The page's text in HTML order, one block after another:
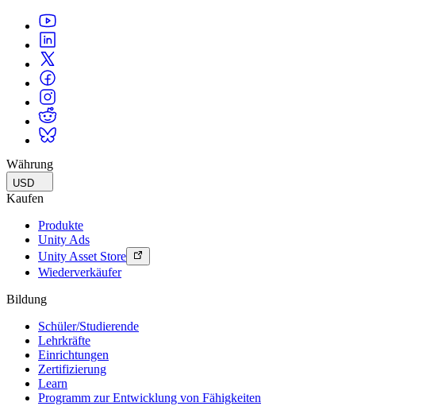
Währung
USD
Kaufen
Produkte
Unity Ads
Unity Asset Store
Wiederverkäufer
Bildung
Schüler/Studierende
Lehrkräfte
Einrichtungen
Zertifizierung
Learn
Programm zur Entwicklung von Fähigkeiten